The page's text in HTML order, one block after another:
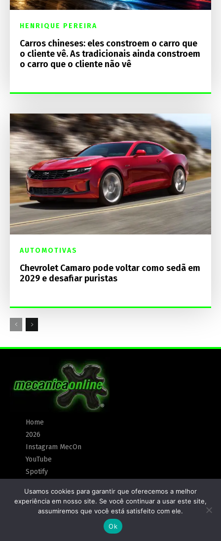
HENRIQUE PEREIRA
Carros chineses: eles constroem o carro que
o cliente vê. As tradicionais ainda constroem
o carro que o cliente não vê
AUTOMOTIVAS
Chevrolet Camaro pode voltar como sedã em
2029 e desafiar puristas
Home
2026
Instagram MecOn
YouTube
Spotify
Anunciar
Política de Privacidade
Usamos cookies para garantir que oferecemos a melhor
experiência em nosso site. Se você continuar a usar este site,
assumiremos que você está satisfeito com ele.
Ok